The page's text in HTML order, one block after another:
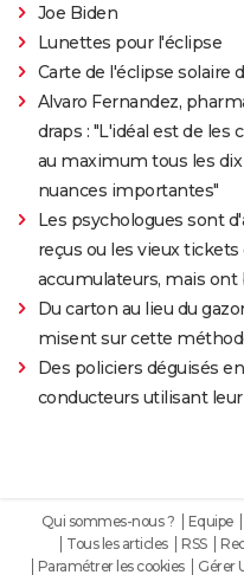
Joe Biden
Lunettes pour l'éclipse
Carte de l'éclipse solaire
Alvaro Fernandez,
draps : "L'idéal est de les
au maximum tous les dix
nuances importantes"
Les psychologues sont
reçus ou les vieux
accumulateurs, mais ont
Du carton au lieu du
misent sur cette
Des policiers déguisés
conducteurs utilisant
Qui sommes-nous ? Equipe
Tous les articles
RSS
Paramétrer les cookies
Gérer